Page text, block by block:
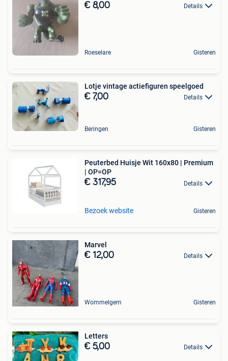
€ 8,00 Details
Roeselare Gisteren
Lotje vintage actiefiguren speelgoed
€ 7,00 Details
Beringen Gisteren
Peuterbed Huisje Wit 160x80 | Premium
| OP=OP
€ 317,95 Details
Bezoek website Gisteren
Marvel
€ 12,00 Details
Wommelgem Gisteren
Letters
€ 5,00 Details